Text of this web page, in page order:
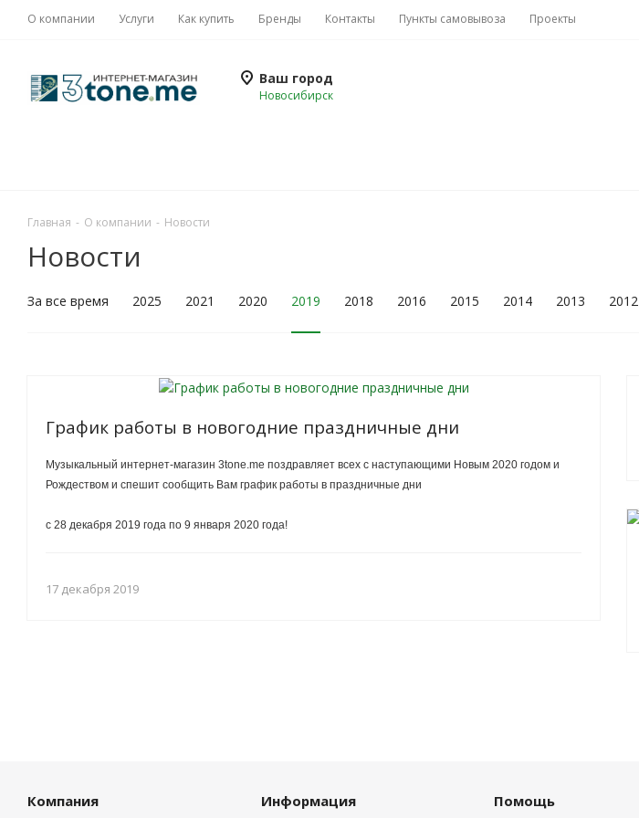
О компании Услуги Как купить Бренды Контакты Пункты самовывоза Проекты
Ваш город
Новосибирск
Главная - О компании - Новости
Новости
За все время 2025 2021 2020 2019 2018 2016 2015 2014 2013 2012
График работы в новогодние праздничные дни
Музыкальный интернет-магазин 3tone.me поздравляет всех с наступающими Новым 2020 годом и
Рождеством и спешит сообщить Вам график работы в праздничные дни
с 28 декабря 2019 года по 9 января 2020 года!
17 декабря 2019
Компания Информация Помощь